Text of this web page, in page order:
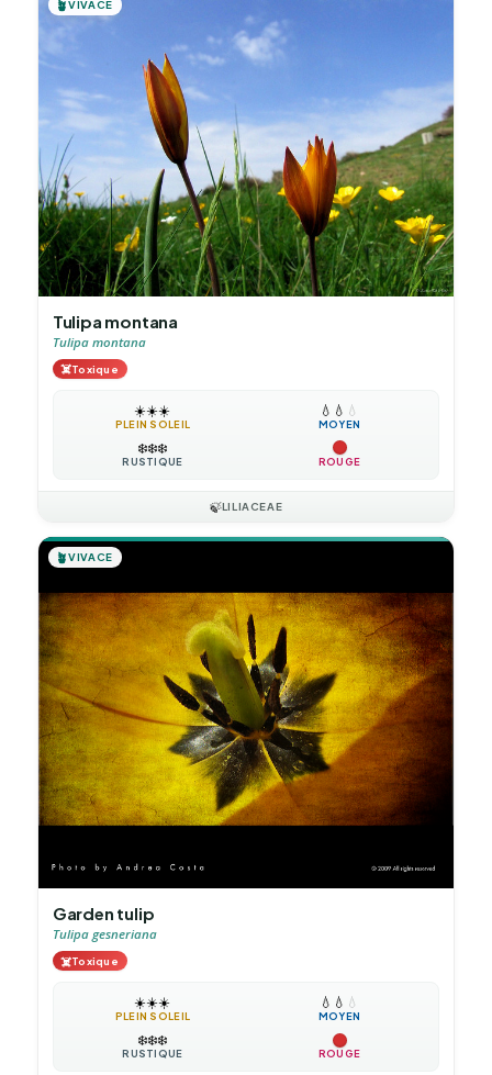
🪴VIVACE
Tulipa montana
Tulipa montana
☠️Toxique
☀️☀️☀️
PLEIN SOLEIL
💧 💧 💧
MOYEN
❄️❄️❄️
RUSTIQUE ROUGE
🍃LILIACEAE
🪴VIVACE
Garden tulip
Tulipa gesneriana
☠️Toxique
☀️☀️☀️
PLEIN SOLEIL
💧 💧 💧
MOYEN
❄️❄️❄️
RUSTIQUE ROUGE